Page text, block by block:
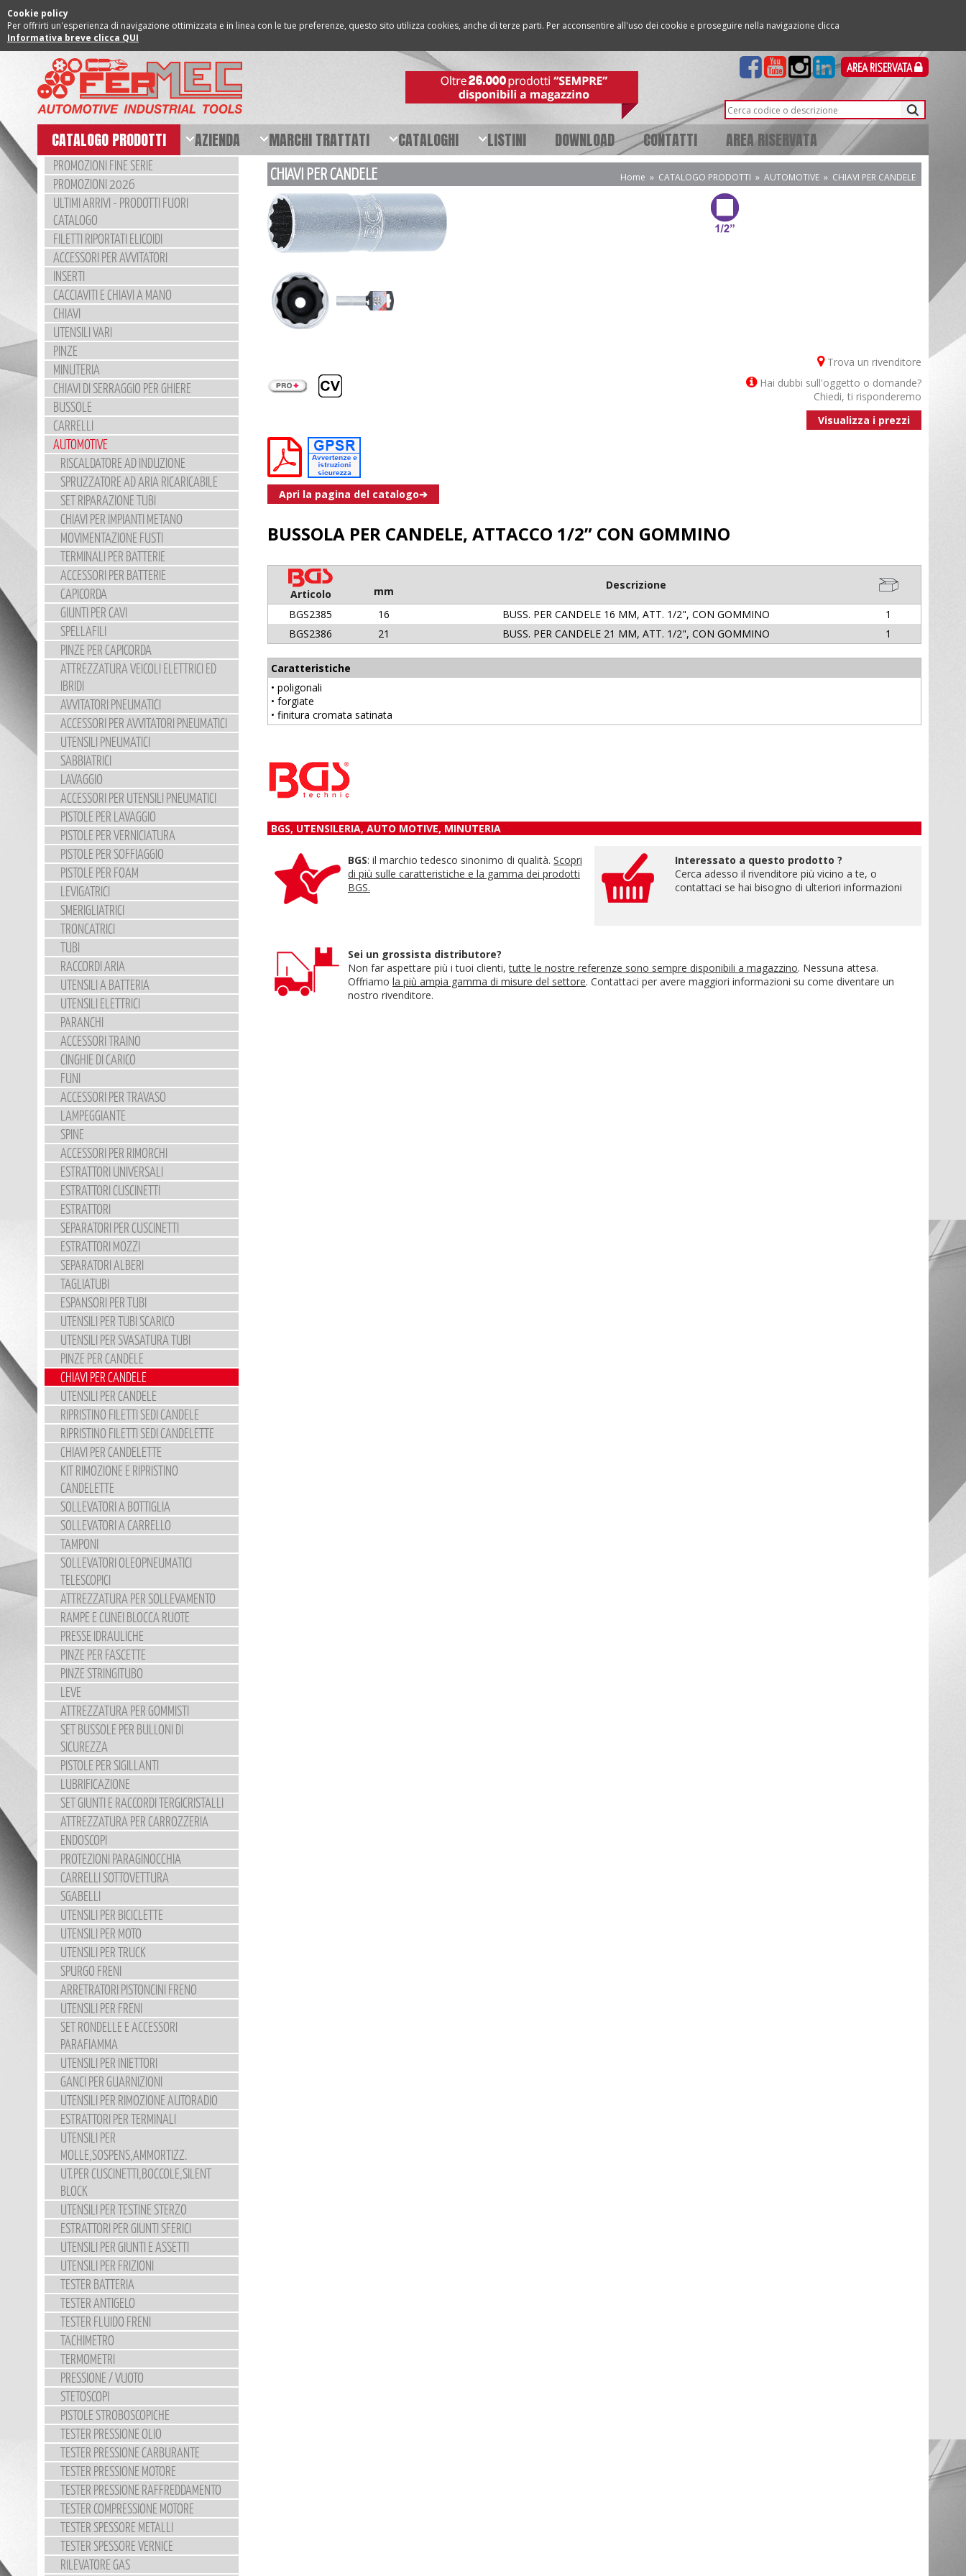
Cookie policy
Per offrirti un'esperienza di navigazione ottimizzata e in linea con le tue preferenze, questo sito utilizza cookies, anche di terze parti. Per acconsentire all'uso dei cookie e proseguire nella navigazione clicca
Informativa breve clicca QUI
AREA RISERVATA
CATALOGO PRODOTTI AZIENDA MARCHI TRATTATI CATALOGHI LISTINI DOWNLOAD CONTATTI AREA RISERVATA
PROMOZIONI FINE SERIE
PROMOZIONI 2026
ULTIMI ARRIVI - PRODOTTI FUORI
CATALOGO
FILETTI RIPORTATI ELICOIDI
ACCESSORI PER AVVITATORI
INSERTI
CACCIAVITI E CHIAVI A MANO
CHIAVI
UTENSILI VARI
PINZE
MINUTERIA
CHIAVI DI SERRAGGIO PER GHIERE
BUSSOLE
CARRELLI
AUTOMOTIVE
RISCALDATORE AD INDUZIONE
SPRUZZATORE AD ARIA RICARICABILE
SET RIPARAZIONE TUBI
CHIAVI PER IMPIANTI METANO
MOVIMENTAZIONE FUSTI
TERMINALI PER BATTERIE
ACCESSORI PER BATTERIE
CAPICORDA
GIUNTI PER CAVI
SPELLAFILI
PINZE PER CAPICORDA
ATTREZZATURA VEICOLI ELETTRICI ED
IBRIDI
AVVITATORI PNEUMATICI
ACCESSORI PER AVVITATORI PNEUMATICI
UTENSILI PNEUMATICI
SABBIATRICI
LAVAGGIO
ACCESSORI PER UTENSILI PNEUMATICI
PISTOLE PER LAVAGGIO
PISTOLE PER VERNICIATURA
PISTOLE PER SOFFIAGGIO
PISTOLE PER FOAM
LEVIGATRICI
SMERIGLIATRICI
TRONCATRICI
TUBI
RACCORDI ARIA
UTENSILI A BATTERIA
UTENSILI ELETTRICI
PARANCHI
ACCESSORI TRAINO
CINGHIE DI CARICO
FUNI
ACCESSORI PER TRAVASO
LAMPEGGIANTE
SPINE
ACCESSORI PER RIMORCHI
ESTRATTORI UNIVERSALI
ESTRATTORI CUSCINETTI
ESTRATTORI
SEPARATORI PER CUSCINETTI
ESTRATTORI MOZZI
SEPARATORI ALBERI
TAGLIATUBI
ESPANSORI PER TUBI
UTENSILI PER TUBI SCARICO
UTENSILI PER SVASATURA TUBI
PINZE PER CANDELE
CHIAVI PER CANDELE
UTENSILI PER CANDELE
RIPRISTINO FILETTI SEDI CANDELE
RIPRISTINO FILETTI SEDI CANDELETTE
CHIAVI PER CANDELETTE
KIT RIMOZIONE E RIPRISTINO
CANDELETTE
SOLLEVATORI A BOTTIGLIA
SOLLEVATORI A CARRELLO
TAMPONI
SOLLEVATORI OLEOPNEUMATICI
TELESCOPICI
ATTREZZATURA PER SOLLEVAMENTO
RAMPE E CUNEI BLOCCA RUOTE
PRESSE IDRAULICHE
PINZE PER FASCETTE
PINZE STRINGITUBO
LEVE
ATTREZZATURA PER GOMMISTI
SET BUSSOLE PER BULLONI DI
SICUREZZA
PISTOLE PER SIGILLANTI
LUBRIFICAZIONE
SET GIUNTI E RACCORDI TERGICRISTALLI
ATTREZZATURA PER CARROZZERIA
ENDOSCOPI
PROTEZIONI PARAGINOCCHIA
CARRELLI SOTTOVETTURA
SGABELLI
UTENSILI PER BICICLETTE
UTENSILI PER MOTO
UTENSILI PER TRUCK
SPURGO FRENI
ARRETRATORI PISTONCINI FRENO
UTENSILI PER FRENI
SET RONDELLE E ACCESSORI
PARAFIAMMA
UTENSILI PER INIETTORI
GANCI PER GUARNIZIONI
UTENSILI PER RIMOZIONE AUTORADIO
ESTRATTORI PER TERMINALI
UTENSILI PER
MOLLE,SOSPENS,AMMORTIZZ.
UT.PER CUSCINETTI,BOCCOLE,SILENT
BLOCK
UTENSILI PER TESTINE STERZO
ESTRATTORI PER GIUNTI SFERICI
UTENSILI PER GIUNTI E ASSETTI
UTENSILI PER FRIZIONI
TESTER BATTERIA
TESTER ANTIGELO
TESTER FLUIDO FRENI
TACHIMETRO
TERMOMETRI
PRESSIONE / VUOTO
STETOSCOPI
PISTOLE STROBOSCOPICHE
TESTER PRESSIONE OLIO
TESTER PRESSIONE CARBURANTE
TESTER PRESSIONE MOTORE
TESTER PRESSIONE RAFFREDDAMENTO
TESTER COMPRESSIONE MOTORE
TESTER SPESSORE METALLI
TESTER SPESSORE VERNICE
RILEVATORE GAS
CHIAVI PER CANDELE Home » CATALOGO PRODOTTI » AUTOMOTIVE » CHIAVI PER CANDELE
Trova un rivenditore
Hai dubbi sull'oggetto o domande?
Chiedi, ti risponderemo
Visualizza i prezzi
Apri la pagina del catalogo➔
BUSSOLA PER CANDELE, ATTACCO 1/2” CON GOMMINO
Articolo mm Descrizione
BGS2385 16 BUSS. PER CANDELE 16 MM, ATT. 1/2", CON GOMMINO
1
BGS2386
21 BUSS. PER CANDELE 21 MM, ATT. 1/2", CON GOMMINO 1
Caratteristiche
• poligonali
• forgiate
• finitura cromata satinata
BGS, UTENSILERIA, AUTO MOTIVE, MINUTERIA
BGS: il marchio tedesco sinonimo di qualità. Scopri
di più sulle caratteristiche e la gamma dei prodotti
BGS.
Interessato a questo prodotto ?
Cerca adesso il rivenditore più vicino a te, o
contattaci se hai bisogno di ulteriori informazioni
Sei un grossista distributore?
Non far aspettare più i tuoi clienti,tutte le nostre referenze sono sempre disponibili a magazzino. Nessuna attesa.
Offriamo la più ampia gamma di misure del settore. Contattaci per avere maggiori informazioni su come diventare un
nostro rivenditore.